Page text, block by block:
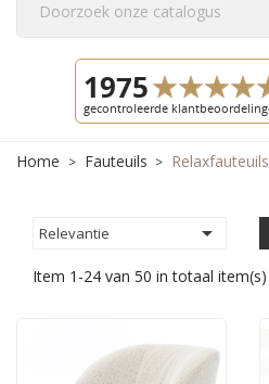
Home Fauteuils Relaxfauteuils
Relevantie 
Item 1-24 van 50 in totaal item(s)